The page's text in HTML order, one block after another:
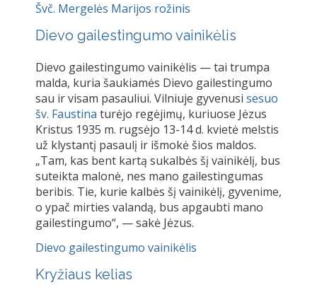
Švč. Mergelės Marijos rožinis
Dievo gailestingumo vainikėlis
Dievo gailestingumo vainikėlis — tai trumpa
malda, kuria šaukiamės Dievo gailestingumo
sau ir visam pasauliui. Vilniuje gyvenusi sesuo
šv. Faustina turėjo regėjimų, kuriuose Jėzus
Kristus 1935 m. rugsėjo 13-14 d. kvietė melstis
už klystantį pasaulį ir išmokė šios maldos.
„Tam, kas bent kartą sukalbės šį vainikėlį, bus
suteikta malonė, nes mano gailestingumas
beribis. Tie, kurie kalbės šį vainikėlį, gyvenime,
o ypač mirties valandą, bus apgaubti mano
gailestingumo“, — sakė Jėzus.
Dievo gailestingumo vainikėlis
Kryžiaus kelias